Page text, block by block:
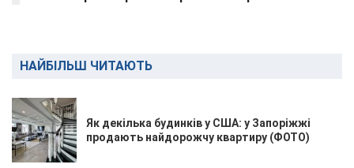
НАЙБІЛЬШ ЧИТАЮТЬ
Як декілька будинків у США: у Запоріжжі
продають найдорожчу квартиру (ФОТО)